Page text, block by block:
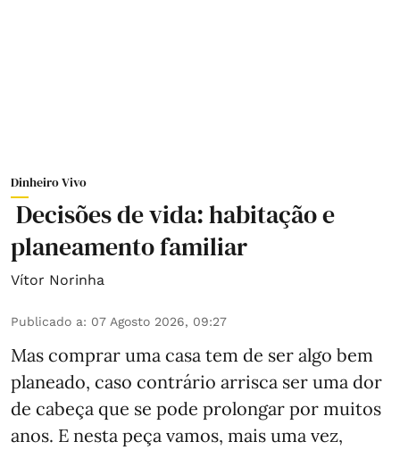
Dinheiro Vivo
Decisões de vida: habitação e
planeamento familiar
Vítor Norinha
Publicado a: 07 Agosto 2026, 09:27
Mas comprar uma casa tem de ser algo bem
planeado, caso contrário arrisca ser uma dor
de cabeça que se pode prolongar por muitos
anos. E nesta peça vamos, mais uma vez,